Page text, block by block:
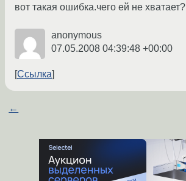
вот такая ошибка.чего ей не хватает?
anonymous
07.05.2008 04:39:48 +00:00
Ссылка
←